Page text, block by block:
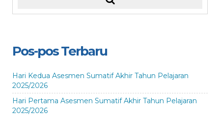
Pos-pos Terbaru
Hari Kedua Asesmen Sumatif Akhir Tahun Pelajaran
2025/2026
Hari Pertama Asesmen Sumatif Akhir Tahun Pelajaran
2025/2026